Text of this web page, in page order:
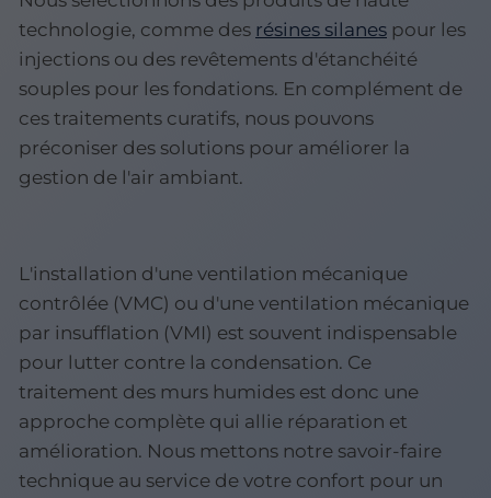
technologie, comme des résines silanes pour les
injections ou des revêtements d'étanchéité
souples pour les fondations. En complément de
ces traitements curatifs, nous pouvons
préconiser des solutions pour améliorer la
gestion de l'air ambiant.
L'installation d'une ventilation mécanique
contrôlée (VMC) ou d'une ventilation mécanique
par insufflation (VMI) est souvent indispensable
pour lutter contre la condensation. Ce
traitement des murs humides est donc une
approche complète qui allie réparation et
amélioration. Nous mettons notre savoir-faire
technique au service de votre confort pour un